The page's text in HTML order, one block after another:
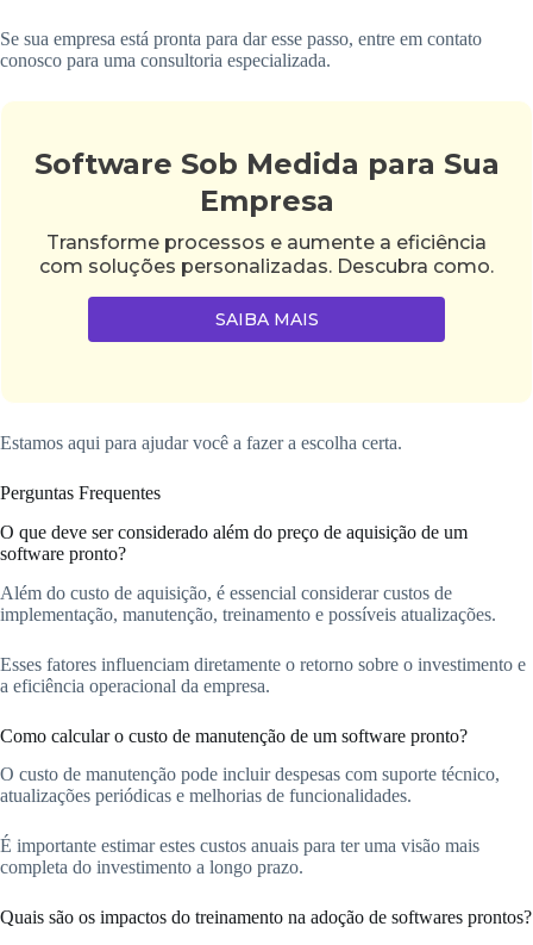
Se sua empresa está pronta para dar esse passo, entre em contato
conosco para uma consultoria especializada.
Software Sob Medida para Sua
Empresa
Transforme processos e aumente a eficiência
com soluções personalizadas. Descubra como.
SAIBA MAIS
Estamos aqui para ajudar você a fazer a escolha certa.
Perguntas Frequentes
O que deve ser considerado além do preço de aquisição de um
software pronto?
Além do custo de aquisição, é essencial considerar custos de
implementação, manutenção, treinamento e possíveis atualizações.
Esses fatores influenciam diretamente o retorno sobre o investimento e
a eficiência operacional da empresa.
Como calcular o custo de manutenção de um software pronto?
O custo de manutenção pode incluir despesas com suporte técnico,
atualizações periódicas e melhorias de funcionalidades.
É importante estimar estes custos anuais para ter uma visão mais
completa do investimento a longo prazo.
Quais são os impactos do treinamento na adoção de softwares prontos?